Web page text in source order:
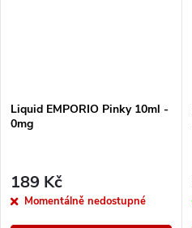
Liquid EMPORIO Pinky 10ml -
0mg
189 Kč
Momentálně nedostupné